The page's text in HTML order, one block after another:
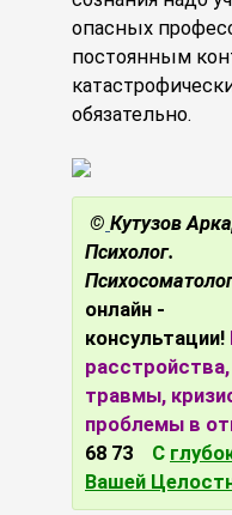
опасных
постоянным
обязательно.
© Кутузов
Психолог.
онлайн -
консультации!
травмы,
проблемы в
68 73
С
Вашей